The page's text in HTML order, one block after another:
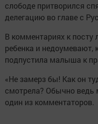
слободе притворился
делегацию во главе с
В комментариях к
ребенка и недоумевают,
подпустила малыша к
«Не замерз бы! Как он
смотрела? Обычно ведь
один из комментаторов.